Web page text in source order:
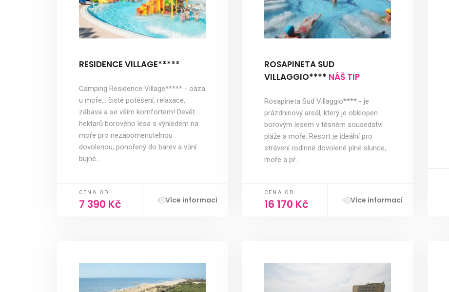
RESIDENCE VILLAGE*****
Camping Residence Village***** - oáza
u moře... čisté potěšení, relaxace,
zábava a se vším komfortem! Devět
hektarů borového lesa s výhledem na
moře pro nezapomenutelnou
dovolenou, ponořený do barev a vůní
bujné…
CENA OD
7 390 Kč Více informací
ROSAPINETA SUD
VILLAGGIO**** NÁŠ TIP
Rosapineta Sud Villaggio**** - je
prázdninový areál, který je obklopen
borovým lesem v těsném sousedství
pláže a moře. Resort je ideální pro
strávení rodinné dovolené plné slunce,
moře a př…
CENA OD
16 170 Kč Více informací